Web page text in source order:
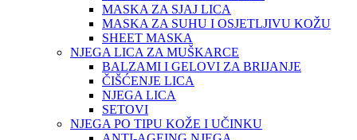
MASKA ZA SJAJ LICA
MASKA ZA SUHU I OSJETLJIVU KOŽU
SHEET MASKA
NJEGA LICA ZA MUŠKARCE
BALZAMI I GELOVI ZA BRIJANJE
ČIŠĆENJE LICA
NJEGA LICA
SETOVI
NJEGA PO TIPU KOŽE I UČINKU